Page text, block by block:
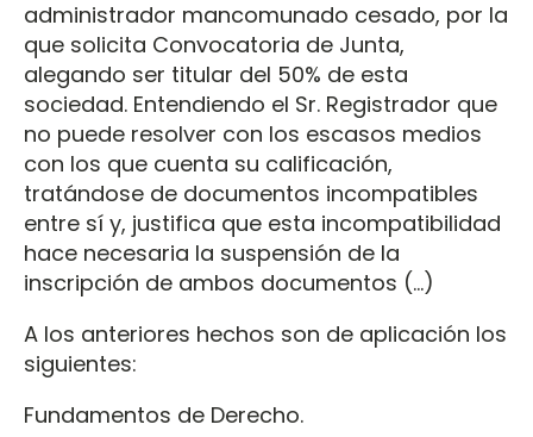
administrador mancomunado cesado, por la
que solicita Convocatoria de Junta,
alegando ser titular del 50% de esta
sociedad. Entendiendo el Sr. Registrador que
no puede resolver con los escasos medios
con los que cuenta su calificación,
tratándose de documentos incompatibles
entre sí y, justifica que esta incompatibilidad
hace necesaria la suspensión de la
inscripción de ambos documentos (…)
A los anteriores hechos son de aplicación los
siguientes:
Fundamentos de Derecho.